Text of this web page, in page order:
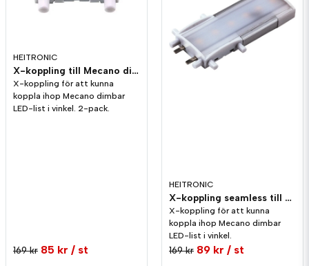
HEITRONIC
X-koppling till Mecano dimbar LED-list
X-koppling för att kunna
koppla ihop Mecano dimbar
LED-list i vinkel. 2-pack.
169 kr 85 kr / st
HEITRONIC
X-koppling seamless till Mecano dimbar LED-list
X-koppling för att kunna
koppla ihop Mecano dimbar
LED-list i vinkel.
169 kr 89 kr / st